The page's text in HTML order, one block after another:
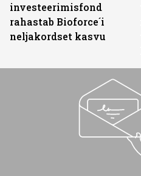
investeerimisfond
rahastab Bioforce´i
neljakordset kasvu